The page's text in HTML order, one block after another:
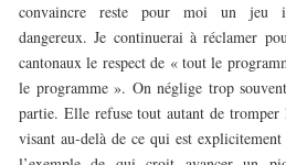
convaincre reste pour moi un jeu
dangereux. Je continuerai à réclamer
cantonaux le respect de « tout le
le programme ». On néglige trop
partie. Elle refuse tout autant de tromper
visant au-delà de ce qui est explicitement